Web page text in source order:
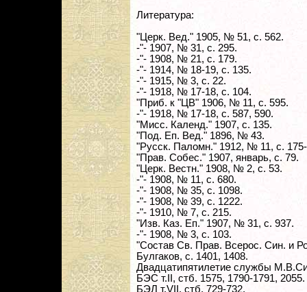
Литература:
"Церк. Вед." 1905, № 51, с. 562.
-"- 1907, № 31, с. 295.
-"- 1908, № 21, с. 179.
-"- 1914, № 18-19, с. 135.
-"- 1915, № 3, с. 22.
-"- 1918, № 17-18, с. 104.
"Приб. к "ЦВ" 1906, № 11, с. 595.
-"- 1918, № 17-18, с. 587, 590.
"Мисс. Календ." 1907, с. 135.
"Под. Еп. Вед." 1896, № 43.
"Русск. Паломн." 1912, № 11, с.
"Прав. Собес." 1907, январь, с. 79.
"Церк. Вестн." 1908, № 2, с. 53.
-"- 1908, № 11, с. 680.
-"- 1908, № 35, с. 1098.
-"- 1908, № 39, с. 1222.
-"- 1910, № 7, с. 215.
"Изв. Каз. Еп." 1907, № 31, с. 937.
-"- 1908, № 3, с. 103.
"Состав Св. Прав. Всерос. Син. и
Булгаков, с. 1401, 1408.
Двадцатипятилетие службы
БЭС т.II, стб. 1575, 1790-1791, 2055.
БЭЛ т.VII, стб. 729-732.